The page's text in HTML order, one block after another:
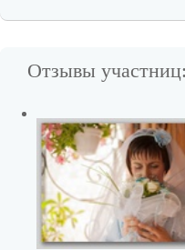
Отзывы участниц: